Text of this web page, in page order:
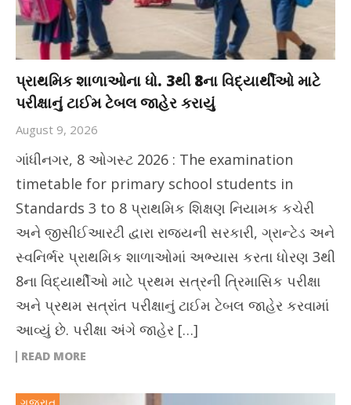
પ્રાથમિક શાળાઓના ધો. 3થી 8ના વિદ્યાર્થીઓ માટે
પરીક્ષાનું ટાઈમ ટેબલ જાહેર કરાયું
August 9, 2026
ગાંધીનગર, 8 ઓગસ્ટ 2026 : The examination
timetable for primary school students in
Standards 3 to 8 પ્રાથમિક શિક્ષણ નિયામક કચેરી
અને જીસીઈઆરટી દ્વારા રાજ્યની સરકારી, ગ્રાન્ટેડ અને
સ્વનિર્ભર પ્રાથમિક શાળાઓમાં અભ્યાસ કરતા ધોરણ 3થી
8ના વિદ્યાર્થીઓ માટે પ્રથમ સત્રની ત્રિમાસિક પરીક્ષા
અને પ્રથમ સત્રાંત પરીક્ષાનું ટાઈમ ટેબલ જાહેર કરવામાં
આવ્યું છે. પરીક્ષા અંગે જાહેર […]
READ MORE